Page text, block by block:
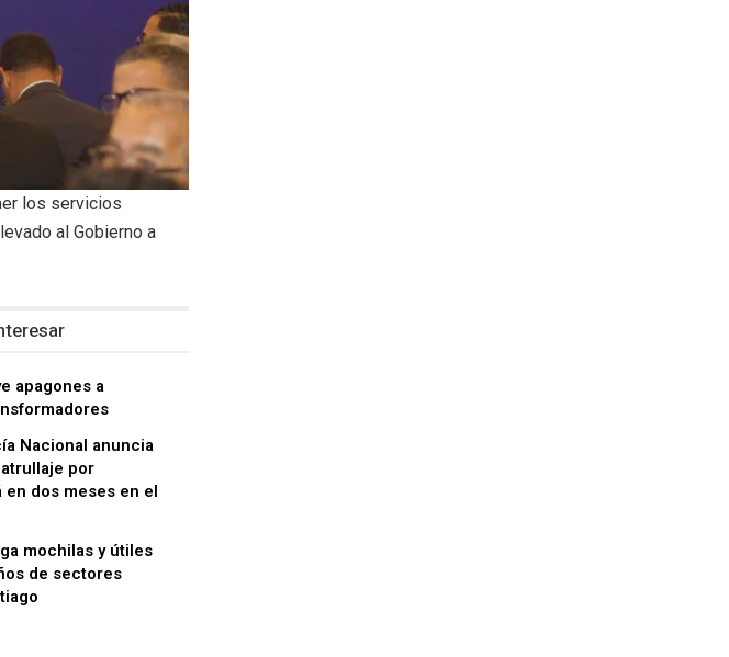
los servicios
al Gobierno a
apagones a
Nacional anuncia
por
dos meses en el
mochilas y útiles
de sectores